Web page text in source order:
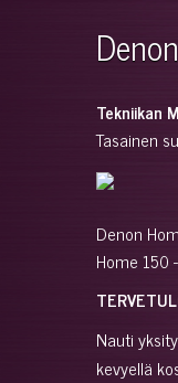
Tekniikan
Tasainen
Denon
Home 150
Nauti
kevyellä